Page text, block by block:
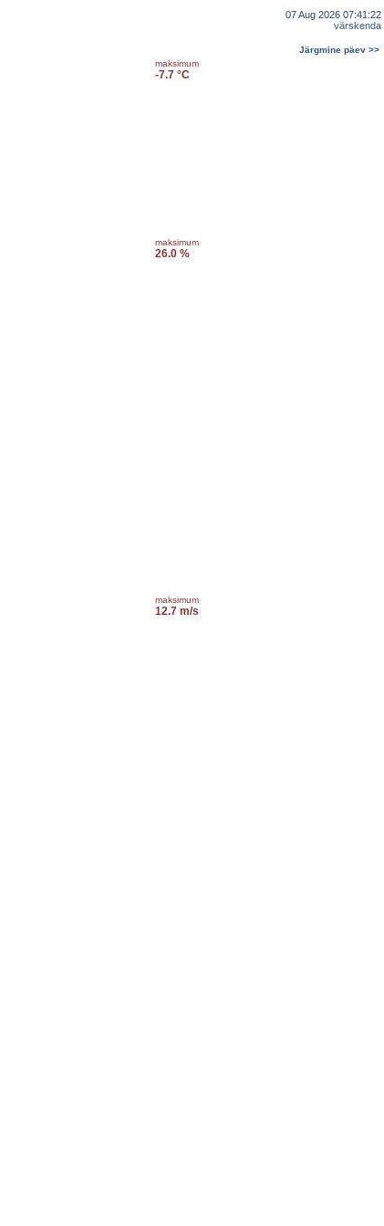
07 Aug 2026 07:41:22
värskenda
Järgmine päev >>
maksimum
-7.7 °C
maksimum
26.0 %
maksimum
12.7 m/s